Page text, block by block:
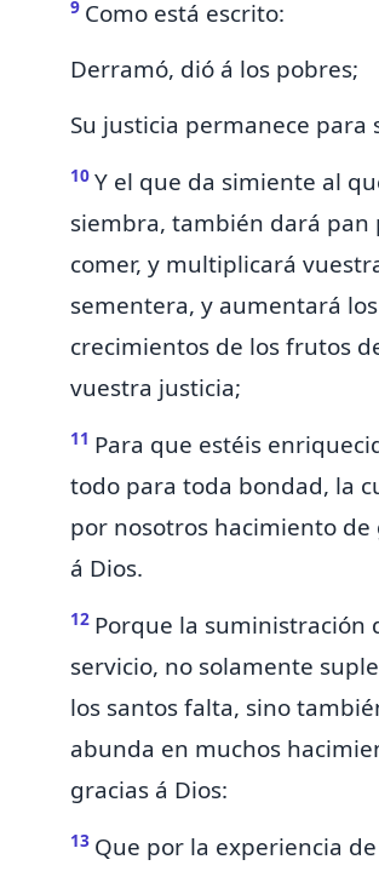
9 Como está escrito:
Derramó, dió á los pobres;
Su justicia permanece para
10 Y el que da simiente al
siembra, también dará pan
comer, y multiplicará
sementera, y aumentará los
crecimientos de los frutos
vuestra justicia;
11 Para que estéis
todo para toda bondad, la
por nosotros hacimiento de
á Dios.
12 Porque la suministración
servicio, no solamente
los santos falta, sino
abunda en muchos
gracias á Dios:
13 Que por la experiencia